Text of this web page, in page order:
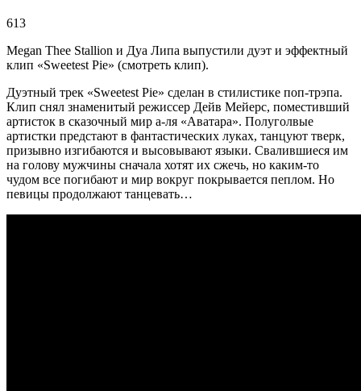
613
Megan Thee Stallion и Дуа Липа выпустили дуэт и эффектный
клип «Sweetest Pie» (смотреть клип).
Дуэтный трек «Sweetest Pie» сделан в стилистике поп-трэпа.
Клип снял знаменитый режиссер Дейв Мейерс, поместивший
артисток в сказочный мир а-ля «Аватара». Полуголвые
артистки предстают в фантастических луках, танцуют тверк,
призывно изгибаются и высовывают языки. Свалившиеся им
на голову мужчины сначала хотят их сжечь, но каким-то
чудом все погибают и мир вокруг покрывается пеплом. Но
певицы продолжают танцевать…